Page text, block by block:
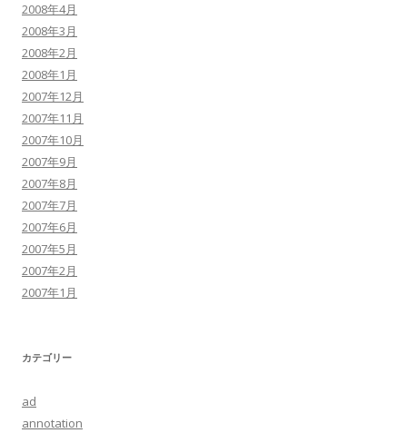
2008年4月
2008年3月
2008年2月
2008年1月
2007年12月
2007年11月
2007年10月
2007年9月
2007年8月
2007年7月
2007年6月
2007年5月
2007年2月
2007年1月
カテゴリー
ad
annotation